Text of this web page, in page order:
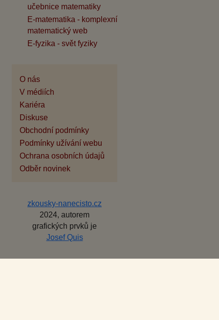
učebnice matematiky
E-matematika - komplexní
matematický web
E-fyzika - svět fyziky
O nás
V médiích
Kariéra
Diskuse
Obchodní podmínky
Podmínky užívání webu
Ochrana osobních údajů
Odběr novinek
zkousky-nanecisto.cz
2024, autorem
grafických prvků je
Josef Quis